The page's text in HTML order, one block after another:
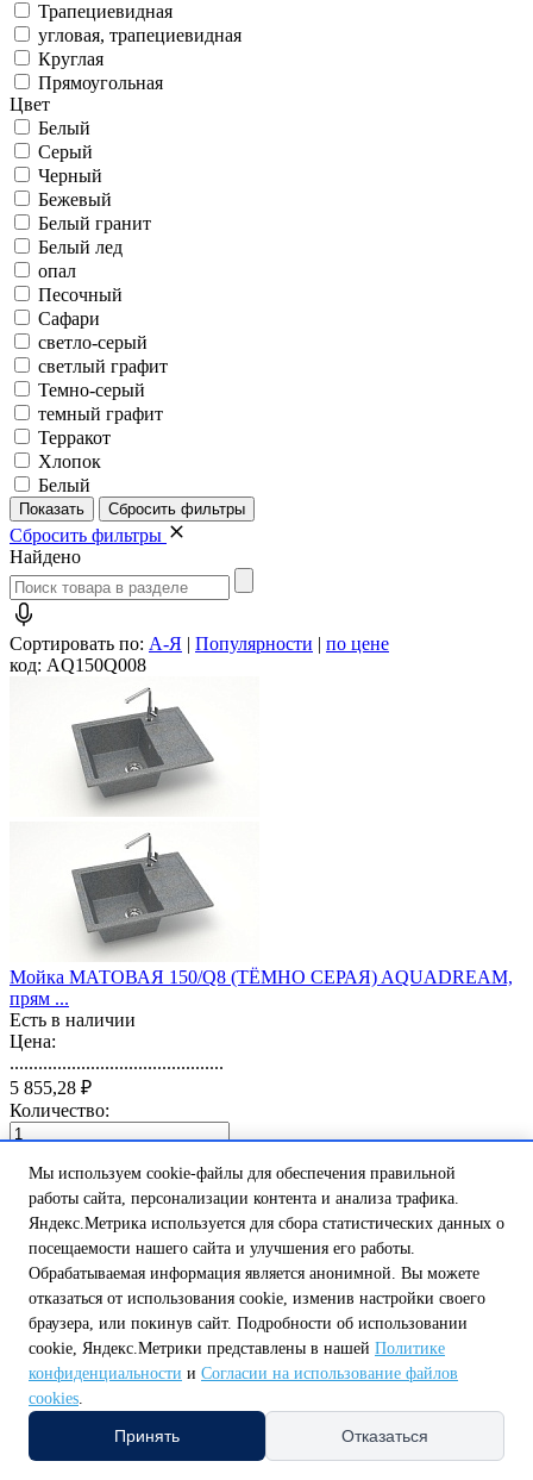
Трапециевидная
угловая, трапециевидная
Круглая
Прямоугольная
Цвет
Белый
Серый
Черный
Бежевый
Белый гранит
Белый лед
опал
Песочный
Сафари
светло-серый
светлый графит
Темно-серый
темный графит
Терракот
Хлопок
Белый
Сбросить фильтры
Найдено
Сортировать по: А-Я | Популярности | по цене
код: AQ150Q008
Мойка МАТОВАЯ 150/Q8 (ТЁМНО СЕРАЯ) AQUADREAM,
прям ...
Есть в наличии
Цена:
.............................................
5 855,28 ₽
Количество:
Z151 Q5 Мойка ГЛЯНЦЕВАЯ (ПЕСОЧН) MARRBAXX,
прямоуг ...
Есть в наличии
Цена:
.............................................
Количество:
Мы используем cookie-файлы для обеспечения правильной
работы сайта, персонализации контента и анализа трафика.
Яндекс.Метрика используется для сбора статистических данных о
посещаемости нашего сайта и улучшения его работы.
Обрабатываемая информация является анонимной. Вы можете
отказаться от использования cookie, изменив настройки своего
браузера, или покинув сайт. Подробности об использовании
cookie, Яндекс.Метрики представлены в нашей Политике
конфиденциальности и Согласии на использование файлов
cookies.
Принять Отказаться